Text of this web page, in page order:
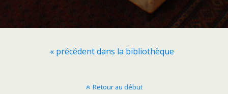
« précédent dans la bibliothèque
Retour au début